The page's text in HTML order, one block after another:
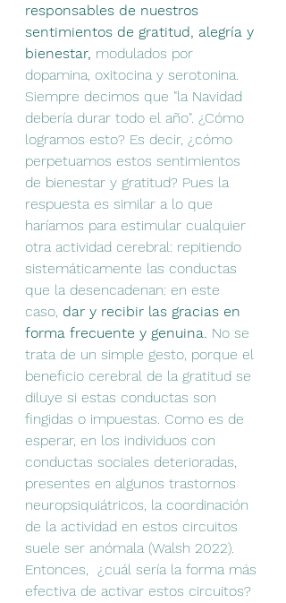
responsables de nuestros
sentimientos de gratitud, alegría y
bienestar, modulados por
dopamina, oxitocina y serotonina.
Siempre decimos que "la Navidad
debería durar todo el año". ¿Cómo
logramos esto? Es decir, ¿cómo
perpetuamos estos sentimientos
de bienestar y gratitud? Pues la
respuesta es similar a lo que
haríamos para estimular cualquier
otra actividad cerebral: repitiendo
sistemáticamente las conductas
que la desencadenan: en este
caso, dar y recibir las gracias en
forma frecuente y genuina. No se
trata de un simple gesto, porque el
beneficio cerebral de la gratitud se
diluye si estas conductas son
fingidas o impuestas. Como es de
esperar, en los individuos con
conductas sociales deterioradas,
presentes en algunos trastornos
neuropsiquiátricos, la coordinación
de la actividad en estos circuitos
suele ser anómala (Walsh 2022).
Entonces,  ¿cuál sería la forma más
efectiva de activar estos circuitos?